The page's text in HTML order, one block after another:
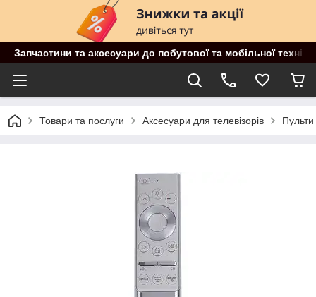
Запчастини та аксесуари до побутової та мобільної
Товари та послуги Аксесуари для телевізорів